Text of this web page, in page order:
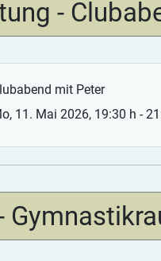
-
mit Peter
11. Mai 2026, 19:30 h -